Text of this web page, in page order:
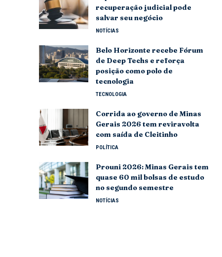
recuperação judicial pode
salvar seu negócio
NOTÍCIAS
Belo Horizonte recebe Fórum
de Deep Techs e reforça
posição como polo de
tecnologia
TECNOLOGIA
Corrida ao governo de Minas
Gerais 2026 tem reviravolta
com saída de Cleitinho
POLÍTICA
Prouni 2026: Minas Gerais tem
quase 60 mil bolsas de estudo
no segundo semestre
NOTÍCIAS